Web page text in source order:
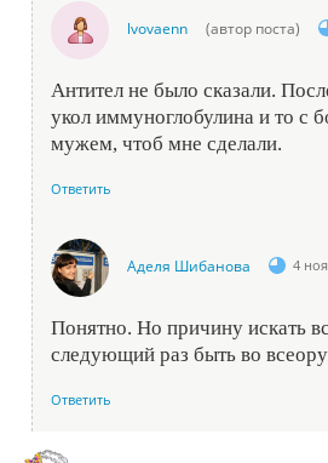
lvovaenn (автор поста)
Антител не было сказали.
укол иммуноглобулина и то с
мужем, чтоб мне сделали.
Ответить
Аделя Шибанова 4
Понятно. Но причину искать
следующий раз быть во
Ответить